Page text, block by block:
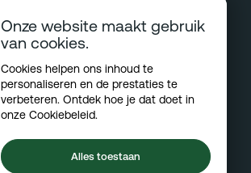
Onze website maakt gebruik
van cookies.
Cookies helpen ons inhoud te
personaliseren en de prestaties te
verbeteren. Ontdek hoe je dat doet in
onze Cookiebeleid.
Alles toestaan